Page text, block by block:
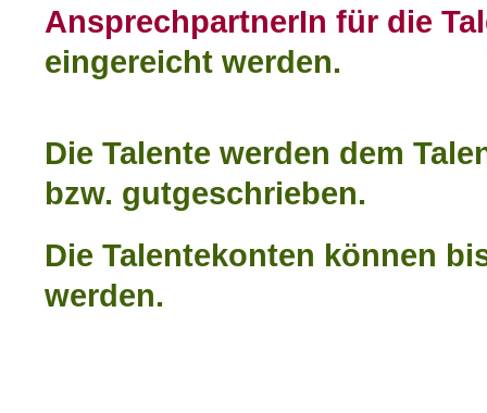
AnsprechpartnerIn für die
eingereicht werden.
Die Talente werden dem
bzw. gutgeschrieben.
Die Talentekonten können
werden.